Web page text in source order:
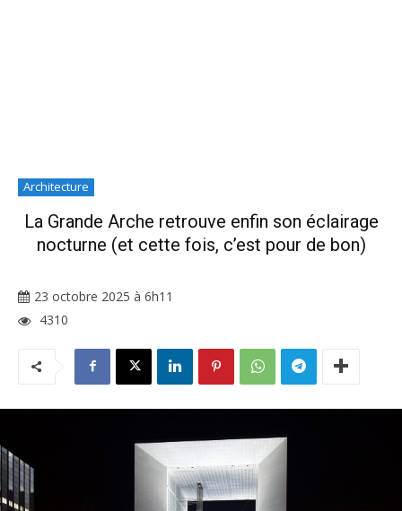
Architecture
La Grande Arche retrouve enfin son éclairage
nocturne (et cette fois, c’est pour de bon)
23 octobre 2025 à 6h11
4310